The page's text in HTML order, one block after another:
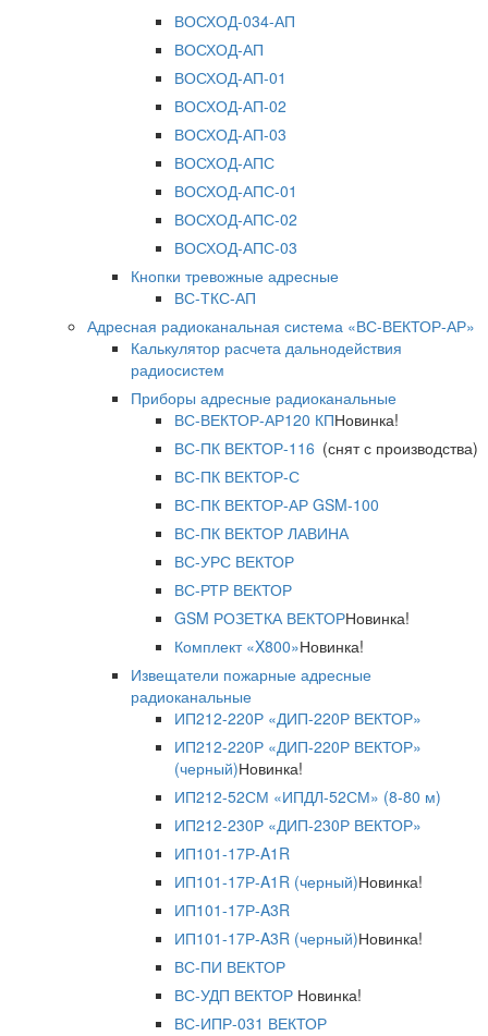
ВОСХОД-034-АП
ВОСХОД-АП
ВОСХОД-АП-01
ВОСХОД-АП-02
ВОСХОД-АП-03
ВОСХОД-АПС
ВОСХОД-АПС-01
ВОСХОД-АПС-02
ВОСХОД-АПС-03
Кнопки тревожные адресные
ВС-ТКС-АП
Адресная радиоканальная система «ВС-ВЕКТОР-АР»
Калькулятор расчета дальнодействия
радиосистем
Приборы адресные радиоканальные
ВС-ВЕКТОР-АР120 КПНовинка!
ВС-ПК ВЕКТОР-116 (снят с производства)
ВС-ПК ВЕКТОР-С
ВС-ПК ВЕКТОР-АР GSM-100
ВС-ПК ВЕКТОР ЛАВИНА
ВС-УРС ВЕКТОР
ВС-РТР ВЕКТОР
GSM РОЗЕТКА ВЕКТОРНовинка!
Комплект «X800»Новинка!
Извещатели пожарные адресные
радиоканальные
ИП212-220Р «ДИП-220Р ВЕКТОР»
ИП212-220Р «ДИП-220Р ВЕКТОР»
(черный)Новинка!
ИП212-52СМ «ИПДЛ-52СМ» (8-80 м)
ИП212-230Р «ДИП-230Р ВЕКТОР»
ИП101-17Р-A1R
ИП101-17Р-A1R (черный)Новинка!
ИП101-17Р-A3R
ИП101-17Р-A3R (черный)Новинка!
ВС-ПИ ВЕКТОР
ВС-УДП ВЕКТОР Новинка!
ВС-ИПР-031 ВЕКТОР